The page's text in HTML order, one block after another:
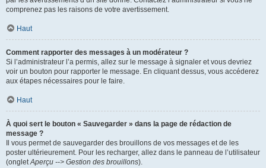
comprenez pas les raisons de votre avertissement.
Haut
Comment rapporter des messages à un modérateur ?
Si l’administrateur l’a permis, allez sur le message à signaler et vous devriez
voir un bouton pour rapporter le message. En cliquant dessus, vous accéderez
aux étapes nécessaires pour le faire.
Haut
À quoi sert le bouton « Sauvegarder » dans la page de rédaction de
message ?
Il vous permet de sauvegarder des brouillons de vos messages et de les
poster ultérieurement. Pour les recharger, allez dans le panneau de l’utilisateur
(ongletAperçu --> Gestion des brouillons).